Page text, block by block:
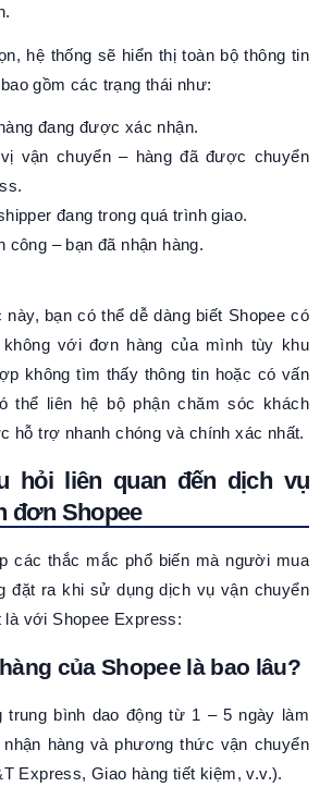
hệ thống sẽ hiển thị toàn bộ thông tin
gồm các trạng thái như:
đang được xác nhận.
vận chuyển – hàng đã được chuyển
đang trong quá trình giao.
công – bạn đã nhận hàng.
bạn có thể dễ dàng biết Shopee có
không với đơn hàng của mình tùy khu
không tìm thấy thông tin hoặc có vấn
thể liên hệ bộ phận chăm sóc khách
hỗ trợ nhanh chóng và chính xác nhất.
hỏi liên quan đến dịch vụ
đơn Shopee
các thắc mắc phổ biến mà người mua
đặt ra khi sử dụng dịch vụ vận chuyển
là với Shopee Express:
của Shopee là bao lâu?
trung bình dao động từ 1 – 5 ngày làm
hàng và phương thức vận chuyển
Express, Giao hàng tiết kiệm, v.v.).